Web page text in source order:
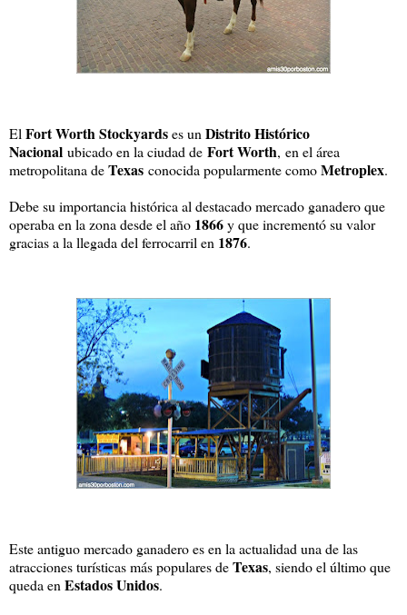
El Fort Worth Stockyardses un Distrito Histórico
Nacional ubicado en la ciudad de Fort Worth, en el área
metropolitana deTexas conocida popularmente comoMetroplex.
Debe su importancia histórica al destacado mercado ganadero que
operaba en la zona desde el año 1866y que incrementó su valor
gracias a la llegada del ferrocarril en 1876.
Este antiguo mercado ganadero es en la actualidad una de las
atracciones turísticas más populares deTexas, siendo el último que
queda en Estados Unidos.